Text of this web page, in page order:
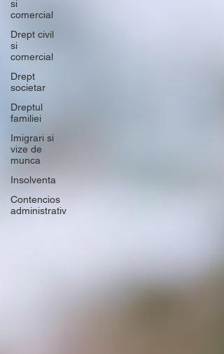
si
comercial
Drept civil
si
comercial
Drept
societar
Dreptul
familiei
Imigrari si
vize de
munca
Insolventa
Contencios
administrativ